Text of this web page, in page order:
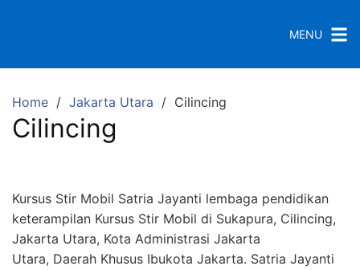
p
MENU
Home Jakarta Utara Cilincing
Cilincing
Kursus Stir Mobil Satria Jayanti lembaga pendidikan
keterampilan Kursus Stir Mobil di Sukapura, Cilincing,
Jakarta Utara, Kota Administrasi Jakarta
Utara, Daerah Khusus Ibukota Jakarta. Satria Jayanti